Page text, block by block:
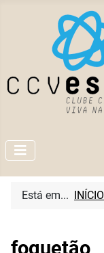
Está em... INÍCIO
foguetão